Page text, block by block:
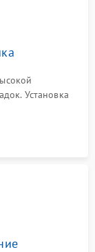
Установка